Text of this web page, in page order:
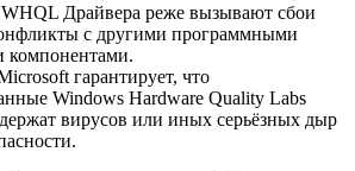
WHQL Драйвера реже вызывают сбои
с другими программными
компонентами.
гарантирует, что
Windows Hardware Quality Labs
вирусов или иных серьёзных дыр